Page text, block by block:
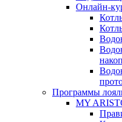
Онлайн-
Программы
MY